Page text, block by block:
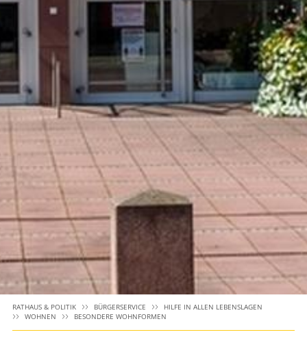
RATHAUS & POLITIK BÜRGERSERVICE
HILFE IN ALLEN LEBENSLAGEN
WOHNEN
BESONDERE WOHNFORMEN